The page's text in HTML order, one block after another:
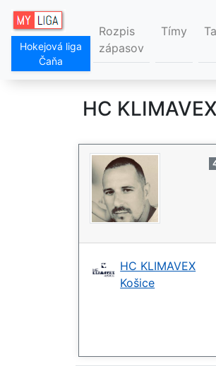
Hokejová liga
Čaňa
Rozpis
zápasov
Tímy
HC
HC KLIMAVEX
Košice